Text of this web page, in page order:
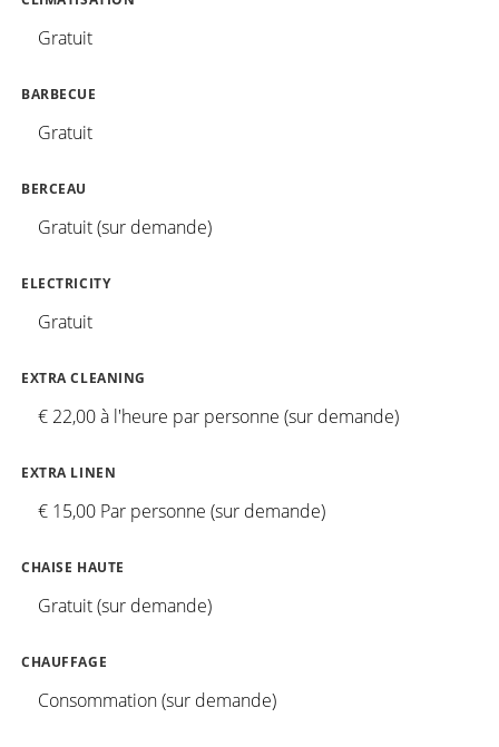
Gratuit
BARBECUE
Gratuit
BERCEAU
Gratuit (sur demande)
ELECTRICITY
Gratuit
EXTRA CLEANING
€ 22,00 à l'heure par personne (sur demande)
EXTRA LINEN
€ 15,00 Par personne (sur demande)
CHAISE HAUTE
Gratuit (sur demande)
CHAUFFAGE
Consommation (sur demande)